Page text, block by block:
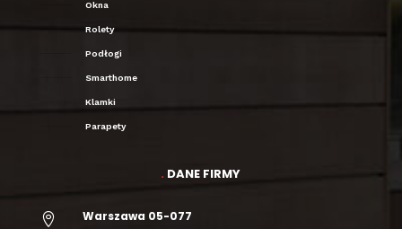
Okna
Rolety
Podłogi
Smarthome
Klamki
Parapety
. DANE FIRMY
 Warszawa 05-077